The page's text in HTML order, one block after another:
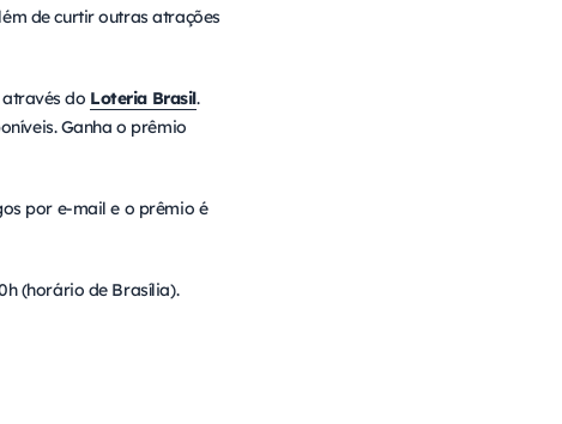
de curtir outras atrações
através do Loteria Brasil.
Ganha o prêmio
por e-mail e o prêmio é
(horário de Brasília).